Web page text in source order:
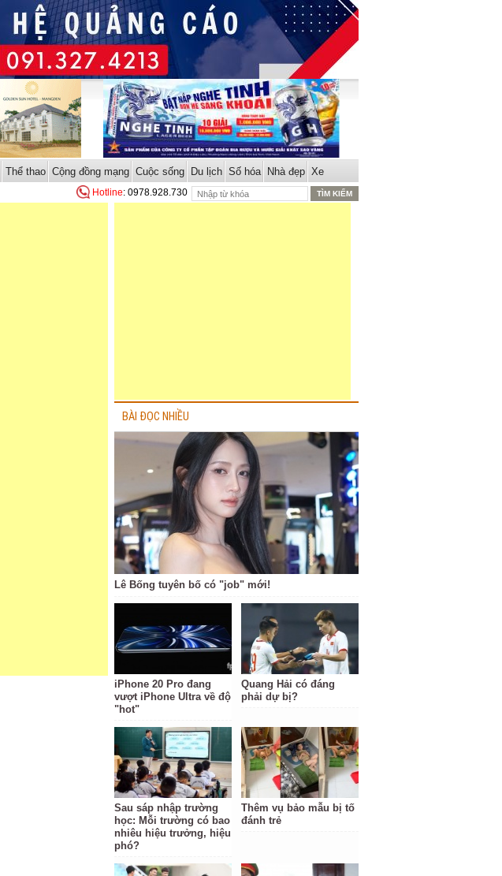
Thể thao Cộng đồng mạng Cuộc sống Du lịch Số hóa Nhà đẹp Xe
Hotline: 0978.928.730
BÀI ĐỌC NHIỀU
Lê Bống tuyên bố có "job" mới!
iPhone 20 Pro đang
vượt iPhone Ultra về độ
"hot"
Quang Hải có đáng
phải dự bị?
Sau sáp nhập trường
học: Mỗi trường có bao
nhiêu hiệu trưởng, hiệu
phó?
Thêm vụ bảo mẫu bị tố
đánh trẻ